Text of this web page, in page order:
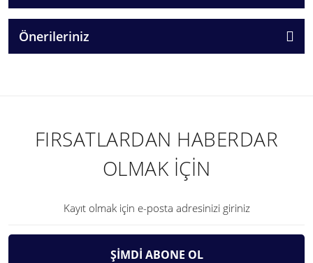
Önerileriniz
FIRSATLARDAN HABERDAR
OLMAK İÇİN
ŞİMDİ ABONE OL